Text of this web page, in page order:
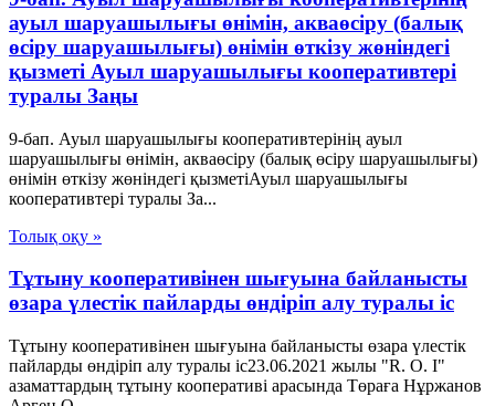
ауыл шаруашылығы өнімін, акваөсіру (балық
өсіру шаруашылығы) өнімін өткізу жөніндегі
қызметі Ауыл шаруашылығы кооперативтері
туралы Заңы
9-бап. Ауыл шаруашылығы кооперативтерінің ауыл
шаруашылығы өнімін, акваөсіру (балық өсіру шаруашылығы)
өнімін өткізу жөніндегі қызметіАуыл шаруашылығы
кооперативтері туралы За...
Толық оқу »
Тұтыну кооперативінен шығуына байланысты
өзара үлестік пайларды өндіріп алу туралы іс
Тұтыну кооперативінен шығуына байланысты өзара үлестік
пайларды өндіріп алу туралы іс23.06.2021 жылы "R. O. I"
азаматтардың тұтыну кооперативі арасында Төраға Нұржанов